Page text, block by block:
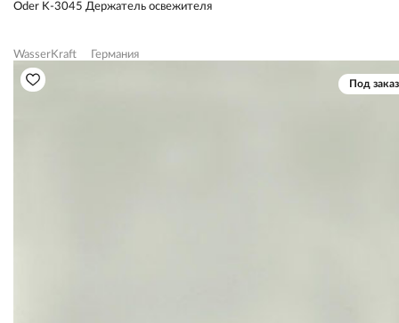
Oder K-3045 Держатель освежителя
WasserKraft Германия
Под заказ